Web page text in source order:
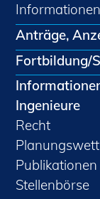
Anträge,
Fortbildung/
Ingenieure
Recht
Publikationen
Stellenbörse